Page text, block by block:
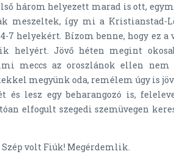
három helyezett marad is ott,
meszeltek, így mi a Kristianstad-
7 helyekért. Bízom benne, hogy ez a
helyért. Jövő héten megint
meccs az oroszlánok ellen nem
megyünk oda, remélem úgy is
és lesz egy beharangozó is,
elfogult szegedi szemüvegen
volt Fiúk! Megérdemlik.